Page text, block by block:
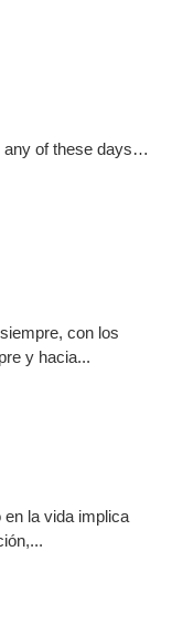
any of these days…
con los
y hacia...
la vida implica